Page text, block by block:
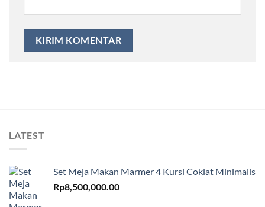
LATEST
Set Meja Makan Marmer 4 Kursi Coklat Minimalis
Rp8,500,000.00